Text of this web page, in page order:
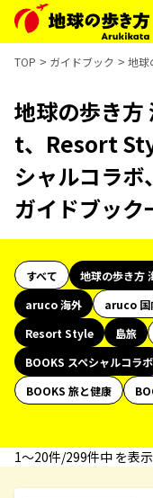
TOP ガイドブック 地球
地球の歩き
t、Resort
シャルコラ
ガイドブック
すべて 地球の歩き方
aruco 海外
aruco 国
Resort Style
島旅
BOOKS スペシャルコラボ
BOOKS 旅と健康
1〜20件/299件中 を表示